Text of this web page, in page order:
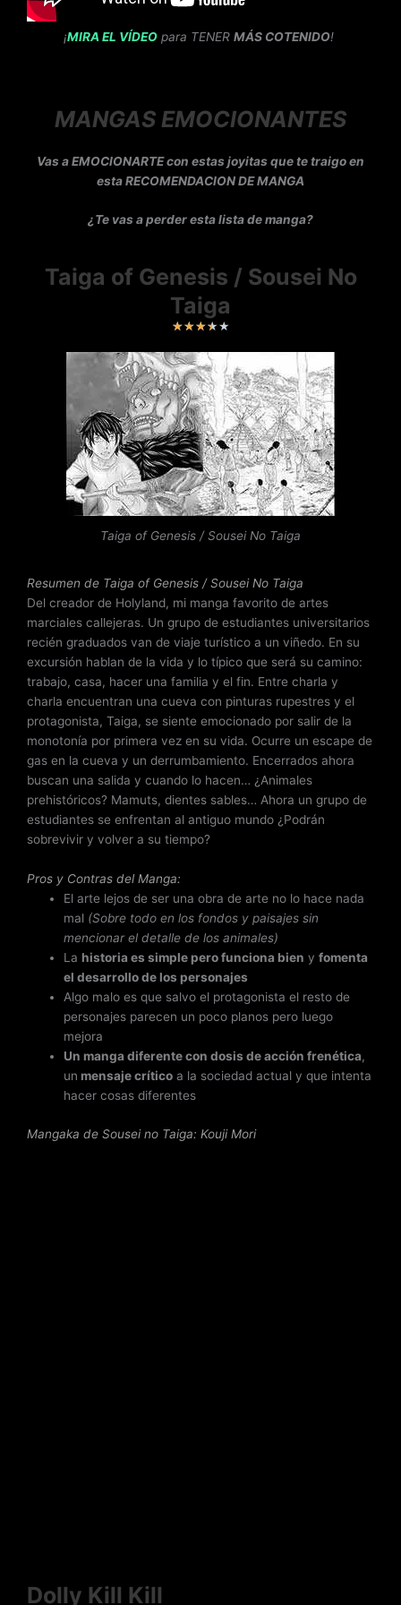
¡MIRA EL VÍDEO para TENER MÁS COTENIDO!
MANGAS EMOCIONANTES
Vas a EMOCIONARTE con estas joyitas que te traigo en
esta RECOMENDACION DE MANGA
¿Te vas a perder esta lista de manga?
Taiga of Genesis / Sousei No
Taiga
★★★★★
l
o
r
a
d
o
c
o
n
.
5
d
e
5
Taiga of Genesis / Sousei No Taiga
Resumen de Taiga of Genesis / Sousei No Taiga
Del creador de Holyland, mi manga favorito de artes
marciales callejeras. Un grupo de estudiantes universitarios
recién graduados van de viaje turístico a un viñedo. En su
excursión hablan de la vida y lo típico que será su camino:
trabajo, casa, hacer una familia y el fin. Entre charla y
charla encuentran una cueva con pinturas rupestres y el
protagonista, Taiga, se siente emocionado por salir de la
monotonía por primera vez en su vida. Ocurre un escape de
gas en la cueva y un derrumbamiento. Encerrados ahora
buscan una salida y cuando lo hacen… ¿Animales
prehistóricos? Mamuts, dientes sables… Ahora un grupo de
estudiantes se enfrentan al antiguo mundo ¿Podrán
sobrevivir y volver a su tiempo?
Pros y Contras del Manga:
El arte lejos de ser una obra de arte no lo hace nada
mal (Sobre todo en los fondos y paisajes sin
mencionar el detalle de los animales)
Lahistoria es simple pero funciona bien yfomenta
el desarrollo de los personajes
Algo malo es que salvo el protagonista el resto de
personajes parecen un poco planos pero luego
mejora
Un manga diferente con dosis de acción frenética,
un mensaje crítico a la sociedad actual y que intenta
hacer cosas diferentes
Mangaka de Sousei no Taiga: Kouji Mori
Dolly Kill Kill